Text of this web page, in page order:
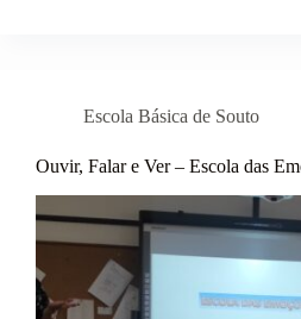
Escola Básica de Souto
Ouvir, Falar e Ver – Escola das